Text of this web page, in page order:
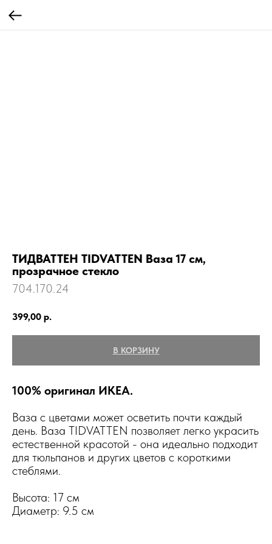
ТИДВАТТЕН TIDVATTEN Ваза 17 см,
прозрачное стекло
704.170.24
399,00 р.
В КОРЗИНУ
100% оригинал ИКЕА.
Ваза с цветами может осветить почти каждый
день. Ваза TIDVATTEN позволяет легко украсить
естественной красотой - она идеально подходит
для тюльпанов и других цветов с короткими
стеблями.
Высота: 17 см
Диаметр: 9.5 см